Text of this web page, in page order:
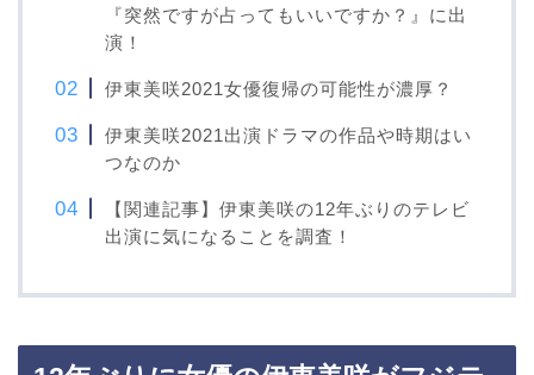
『突然ですが占ってもいいですか？』に出
演！
伊東美咲2021女優復帰の可能性が濃厚？
伊東美咲2021出演ドラマの作品や時期はい
つなのか
【関連記事】伊東美咲の12年ぶりのテレビ
出演に気になることを調査！